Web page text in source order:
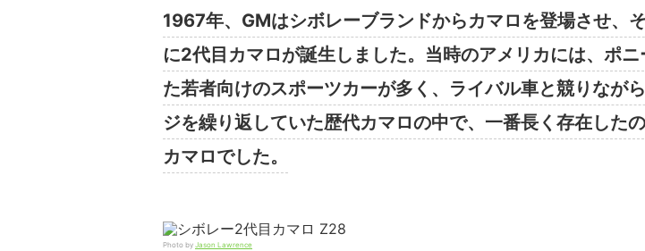
1967年、GMはシボレーブランドからカマロを登場させ、
に2代目カマロが誕生しました。当時のアメリカには、ポ
た若者向けのスポーツカーが多く、ライバル車と競りなが
ジを繰り返していた歴代カマロの中で、一番長く存在した
カマロでした。
Photo by Jason Lawrence